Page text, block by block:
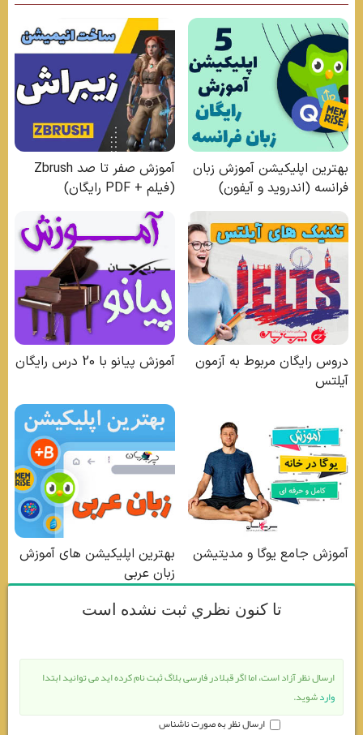
تا كنون نظري ثبت نشده است
ارسال نظر آزاد است، اما اگر قبلا در فارسی بلاگ ثبت نام کرده اید می توانید ابتدا
واردشوید.
ارسال نظر به صورت ناشناس